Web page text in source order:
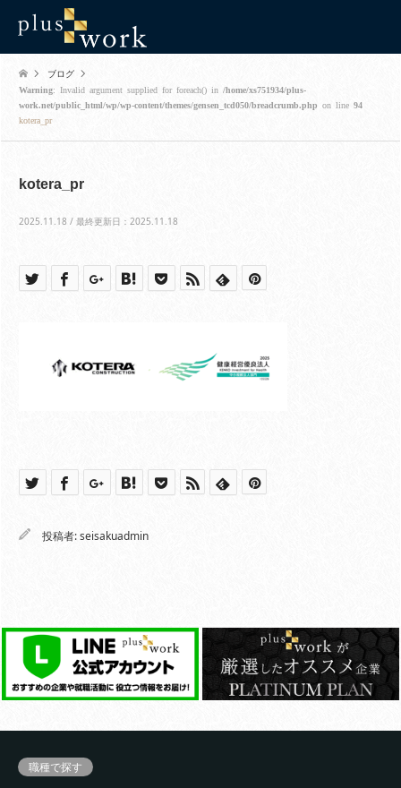
ブログ
Warning: Invalid argument supplied for foreach() in /home/xs751934/plus-
work.net/public_html/wp/wp-content/themes/gensen_tcd050/breadcrumb.php on line 94
kotera_pr
kotera_pr
2025.11.18 / 最終更新日：2025.11.18
投稿者:seisakuadmin
職種で探す